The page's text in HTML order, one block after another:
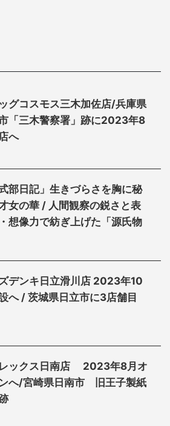
グコスモス三木加佐店/兵庫県
「三木警察署」跡に2023年8
へ
式部日記」生きづらさを胸に秘
女の華 / 人間観察の鋭さと表
想像力で紡ぎ上げた「源氏物
デンキ日立滑川店 2023年10
へ / 茨城県日立市に3店舗目
ックス日南店 2023年8月オ
へ/宮崎県日南市 旧王子製紙